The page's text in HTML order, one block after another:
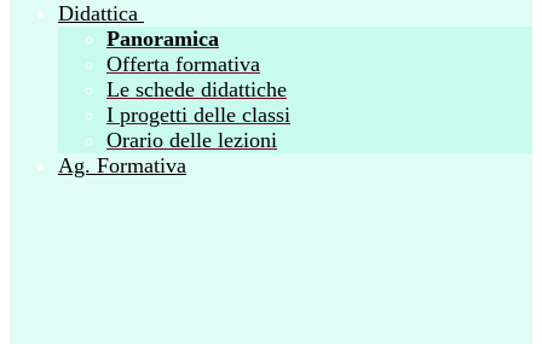
Didattica
Panoramica
Offerta formativa
Le schede didattiche
I progetti delle classi
Orario delle lezioni
Ag. Formativa